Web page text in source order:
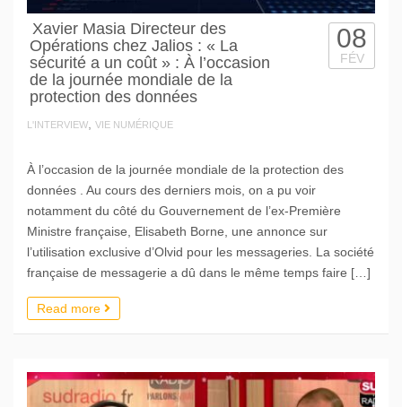
Xavier Masia Directeur des
Opérations chez Jalios : « La
sécurité a un coût » : À l’occasion
de la journée mondiale de la
protection des données
L'INTERVIEW, VIE NUMÉRIQUE
08
FÉV
À l’occasion de la journée mondiale de la protection des
données . Au cours des derniers mois, on a pu voir
notamment du côté du Gouvernement de l’ex-Première
Ministre française, Elisabeth Borne, une annonce sur
l’utilisation exclusive d’Olvid pour les messageries. La société
française de messagerie a dû dans le même temps faire […]
Read more